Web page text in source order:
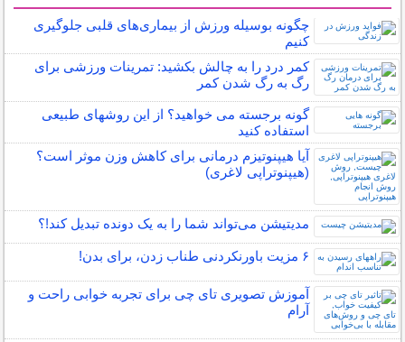
چگونه بوسیله ورزش از بیماری‌های قلبی جلوگیری
کنیم
کمر درد را به چالش بکشید: تمرینات ورزشی برای
رگ به رگ شدن کمر
گونه برجسته می خواهید؟ از این روشهای طبیعی
استفاده کنید
آیا هیپنوتیزم درمانی برای کاهش وزن موثر است؟
(هیپنوتراپی لاغری)
مدیتیشن می‌تواند شما را به یک دونده تبدیل کند!؟
۶ مزیت باورنکردنی طناب زدن، برای بدن!
آموزش تصویری تای چی برای تجربه خوابی راحت و
آرام